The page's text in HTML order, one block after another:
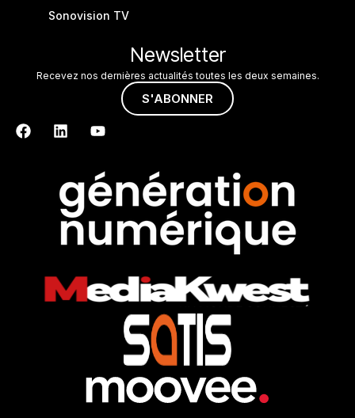
Sonovision TV
Newsletter
Recevez nos dernières actualités toutes les deux semaines.
S'ABONNER